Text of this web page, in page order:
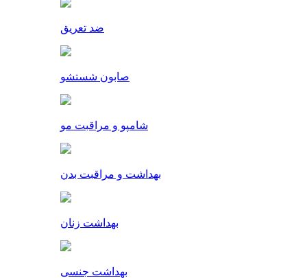
ضد تعریق
صابون شستشو
شامپو و مراقبت مو
بهداشت و مراقبت بدن
بهداشت زنان
بهداشت جنسی